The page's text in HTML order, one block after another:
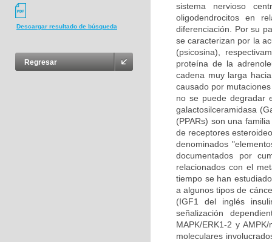
Descargar resultado de búsqueda
Regresar
sistema nervioso
oligodendrocitos en
diferenciación. Por su
se caracterizan por la
(psicosina),
proteína de la
cadena muy larga
causado por
no se puede degradar
galactosilceramidasa
(PPARs) son una
de receptores
denominados
documentados por
relacionados con el
tiempo se han
a algunos tipos de
(IGF1 del inglés
señalización
MAPK/ERK1-2 y
moleculares